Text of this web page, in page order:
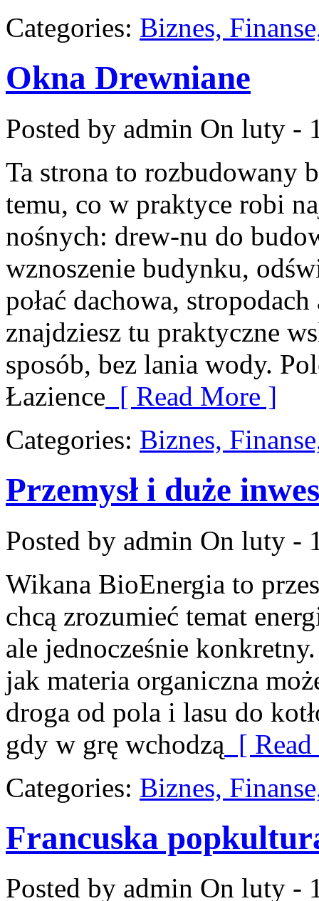
Categories: Biznes,
Okna Drewniane
Posted by admin On luty -
Ta strona to rozbudowany
temu, co w praktyce robi
nośnych: drew-nu do
wznoszenie budynku,
połać dachowa,
znajdziesz tu praktyczne
sposób, bez lania wody.
Łazience [ Read More ]
Categories: Biznes,
Przemysł i duże
Posted by admin On luty -
Wikana BioEnergia to
chcą zrozumieć temat
ale jednocześnie
jak materia organiczna
droga od pola i lasu do
gdy w grę wchodzą [
Categories: Biznes,
Francuska
Posted by admin On luty -